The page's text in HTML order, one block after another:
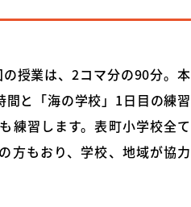
授業は、2コマ分の90分。本
と「海の学校」1日目の練習
練習します。表町小学校全て
方もおり、学校、地域が協力